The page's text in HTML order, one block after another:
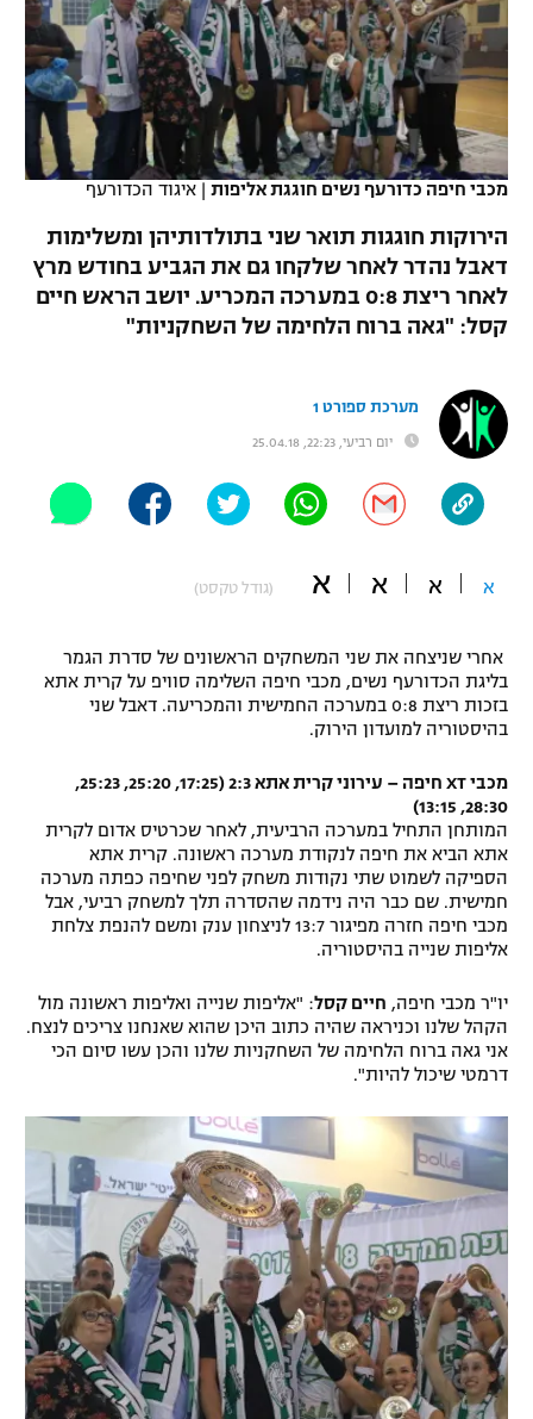
VOD
רץ ברשת
תוצאות
לוח שידורים
ברחבה
"מעל הליגה" – פודקאסט
משתתפים וזוכים בפרסים
תקנון משתתפים וזוכים בפרסים
תקנון עבור פעילות אלקטרה
תקנון עבור פעילות ספורט 1 – "מרלן"
טניס
גיימינג E-Sports
תנאי שימוש
תקנון פעילות ספורט 1
הצטרפות לחבילת הערוצים
לוח דרושים – ג'ובנט
תגיות
המגזין
נבחרת ישראל
מכבי חיפה
בית"ר ירושלים
מכבי תל אביב
הפועל תל אביב
הפועל חיפה
מכבי נתניה
בני יהודה
ליגה ספרדית
ליגה איטלקית
ליגה צרפתית
ליגה טורקית
ליגה סינית
ליגה ברזילאית
ליגות נוספות
כדורסל נשים
מכבי תל אביב
הפועל חולון
הפועל ירושלים
דני אבדיה
יורוליג
יורוקאפ
טניס
כדוריד
כדורעף
שחייה
ג'ודו
ספורט אולימפי
היאבקות WWE
אופניים
כדורמים
בייסבול MLB
ספורט אתגרי ואקסטרים
אומנויות לחימה
מכבי חיפה כדורעף נשים חוגגת אליפות | איגוד הכדורעף
הירוקות חוגגות תואר שני בתולדותיהן ומשלימות
דאבל נהדר לאחר שלקחו גם את הגביע בחודש מרץ
לאחר ריצת 0:8 במערכה המכריע. יושב הראש חיים
קסל: "גאה ברוח הלחימה של השחקניות"
מערכת ספורט 1
יום רביעי, 22:23, 25.04.18
א א א א (גודל טקסט)
אחרי שניצחה את שני המשחקים הראשונים של סדרת הגמר
בליגת הכדורעף נשים, מכבי חיפה השלימה סוויפ על קרית אתא
בזכות ריצת 0:8 במערכה החמישית והמכריעה. דאבל שני
בהיסטוריה למועדון הירוק.
מכבי XT חיפה – עירוני קרית אתא 2:3 (17:25, 25:20, 25:23,
28:30, 13:15)
המותחן התחיל במערכה הרביעית, לאחר שכרטיס אדום לקרית
אתא הביא את חיפה לנקודת מערכה ראשונה. קרית אתא
הספיקה לשמוט שתי נקודות משחק לפני שחיפה כפתה מערכה
חמישית. שם כבר היה נידמה שהסדרה תלך למשחק רביעי, אבל
מכבי חיפה חזרה מפיגור 13:7 לניצחון ענק ומשם להנפת צלחת
אליפות שנייה בהיסטוריה.
יו"ר מכבי חיפה, חיים קסל: "אליפות שנייה ואליפות ראשונה מול
הקהל שלנו וכניראה שהיה כתוב היכן שהוא שאנחנו צריכים לנצח.
אני גאה ברוח הלחימה של השחקניות שלנו והכן עשו סיום הכי
דרמטי שיכול להיות".